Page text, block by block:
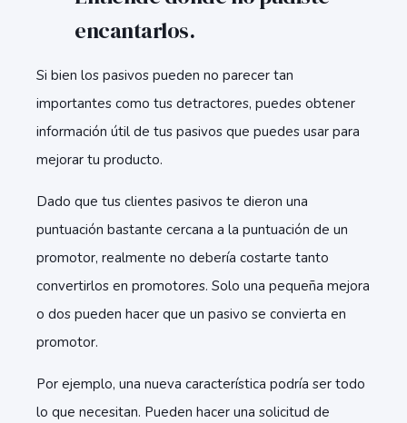
encantarlos.
Si bien los pasivos pueden no parecer tan
importantes como tus detractores, puedes obtener
información útil de tus pasivos que puedes usar para
mejorar tu producto.
Dado que tus clientes pasivos te dieron una
puntuación bastante cercana a la puntuación de un
promotor, realmente no debería costarte tanto
convertirlos en promotores. Solo una pequeña mejora
o dos pueden hacer que un pasivo se convierta en
promotor.
Por ejemplo, una nueva característica podría ser todo
lo que necesitan. Pueden hacer una solicitud de